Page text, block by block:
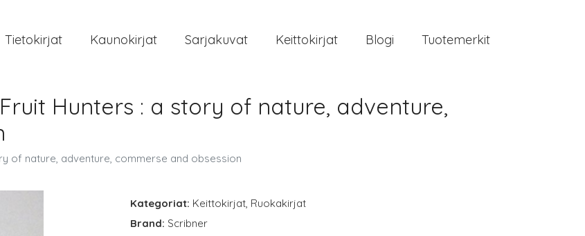
Tietokirjat Kaunokirjat Sarjakuvat Keittokirjat Blogi Tuotemerkit
Hunters : a story of nature, adventure,
of nature, adventure, commerse and obsession
Kategoriat: Keittokirjat, Ruokakirjat
Brand: Scribner